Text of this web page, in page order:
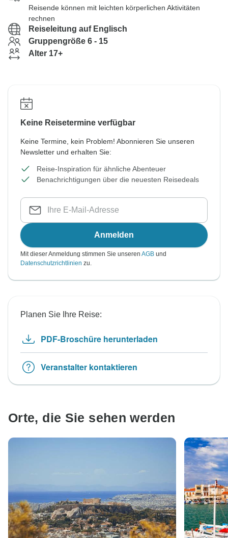
Reisende können mit leichten körperlichen Aktivitäten
rechnen
Reiseleitung auf Englisch
Gruppengröße 6 - 15
Alter 17+
Keine Reisetermine verfügbar
Keine Termine, kein Problem! Abonnieren Sie unseren
Newsletter und erhalten Sie:
Reise-Inspiration für ähnliche Abenteuer
Benachrichtigungen über die neuesten Reisedeals
Anmelden
Mit dieser Anmeldung stimmen Sie unseren AGB und
Datenschutzrichtlinien zu.
Planen Sie Ihre Reise:
PDF-Broschüre herunterladen
Veranstalter kontaktieren
Orte, die Sie sehen werden